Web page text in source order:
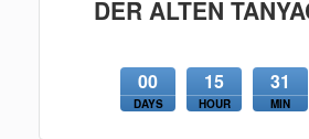
DER ALTEN
00
DAYS
15
HOUR
31
MIN